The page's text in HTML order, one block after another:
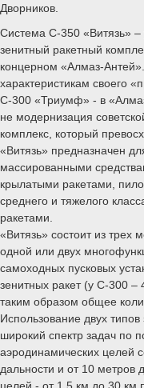
Дворников.
Система С-350 «Витязь» –
зенитный ракетный
концерном «Алмаз-
характеристикам своего
С-300 «Триумф» - в
не модернизация
комплекс, который
«Витязь» предназначен
массированными
крылатыми ракетами,
среднего и тяжелого
ракетами.
«Витязь» состоит из трех
одной или двух
самоходных пусковых
зенитных ракет (у С-300 –
таким образом общее
Использование двух
широкий спектр задач по
аэродинамических целей
дальности и от 10 метров
целей - от 1,5 км до 30 км